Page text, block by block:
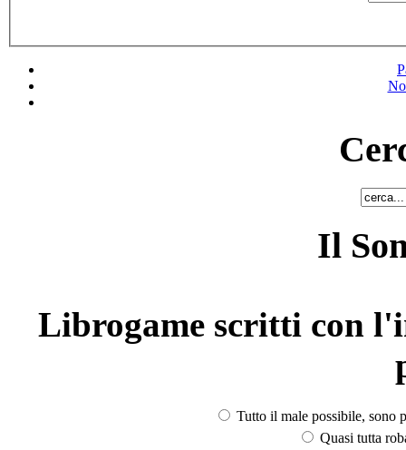
Il
Librogame scritti con
Tutto il male possibile, sono
Quasi tutta